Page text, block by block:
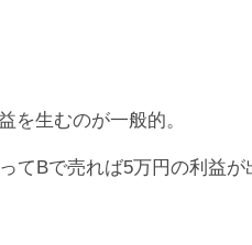
公開しないのは業界の常識だろ
惑の声が相次ぎ、不安な
います。
のは避けた方が無難かも
だったとすると、ユーザー
を生むのが一般的。
Bで売れば5万円の利益が